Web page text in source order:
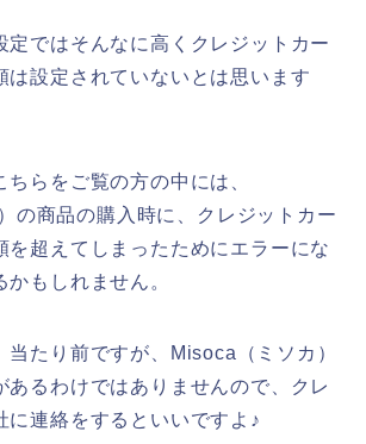
定ではそんなに高くクレジットカー
は設定されていないとは思います
ちらをご覧の方の中には、
の商品の購入時に、クレジットカー
を超えてしまったためにエラーにな
もしれません。
当たり前ですが、Misoca（ミソカ）
あるわけではありませんので、クレ
に連絡をするといいですよ♪